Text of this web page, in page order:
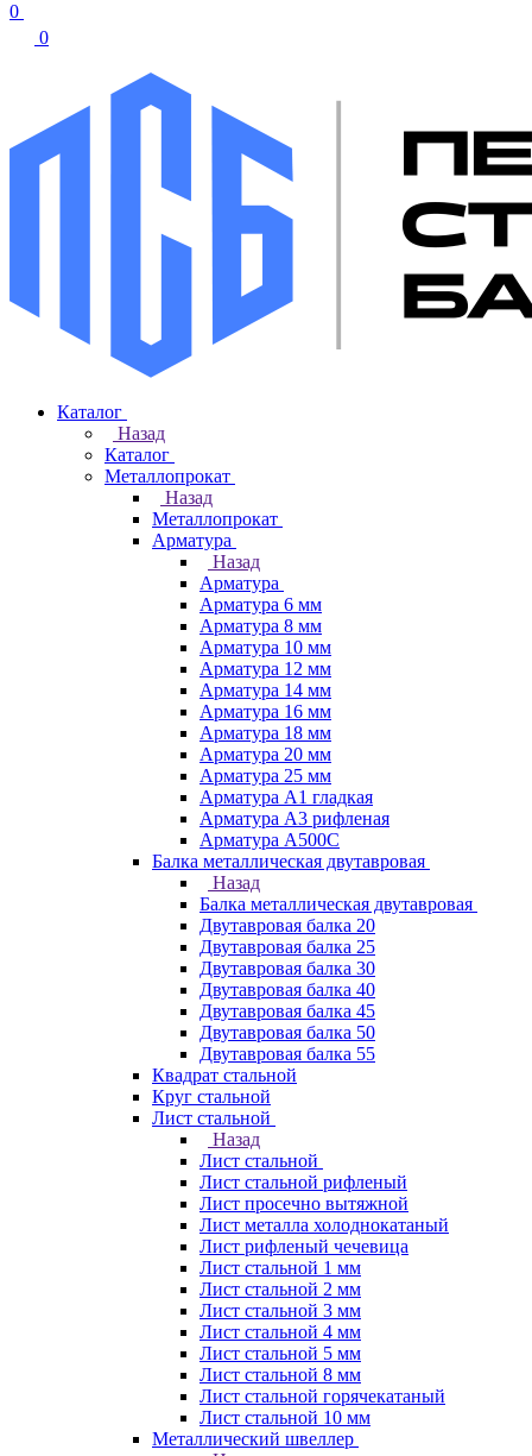
0
0
Каталог
Назад
Каталог
Металлопрокат
Назад
Металлопрокат
Арматура
Назад
Арматура
Арматура 6 мм
Арматура 8 мм
Арматура 10 мм
Арматура 12 мм
Арматура 14 мм
Арматура 16 мм
Арматура 18 мм
Арматура 20 мм
Арматура 25 мм
Арматура А1 гладкая
Арматура А3 рифленая
Арматура А500С
Балка металлическая двутавровая
Назад
Балка металлическая двутавровая
Двутавровая балка 20
Двутавровая балка 25
Двутавровая балка 30
Двутавровая балка 40
Двутавровая балка 45
Двутавровая балка 50
Двутавровая балка 55
Квадрат стальной
Круг стальной
Лист стальной
Назад
Лист стальной
Лист стальной рифленый
Лист просечно вытяжной
Лист металла холоднокатаный
Лист рифленый чечевица
Лист стальной 1 мм
Лист стальной 2 мм
Лист стальной 3 мм
Лист стальной 4 мм
Лист стальной 5 мм
Лист стальной 8 мм
Лист стальной горячекатаный
Лист стальной 10 мм
Металлический швеллер